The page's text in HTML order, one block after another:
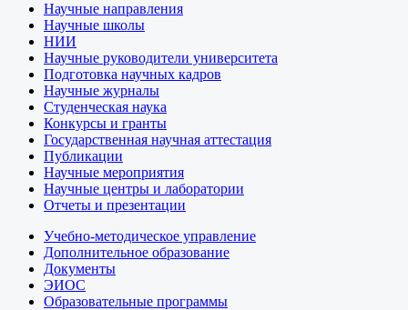
Научные направления
Научные школы
НИИ
Научные руководители университета
Подготовка научных кадров
Научные журналы
Студенческая наука
Конкурсы и гранты
Государственная научная аттестация
Публикации
Научные мероприятия
Научные центры и лаборатории
Отчеты и презентации
Учебно-методическое управление
Дополнительное образование
Документы
ЭИОС
Образовательные программы